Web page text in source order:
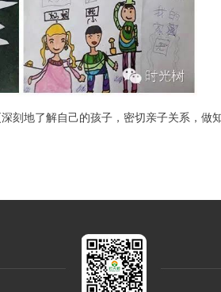
刻地了解自己的孩子，密切亲子关系，做